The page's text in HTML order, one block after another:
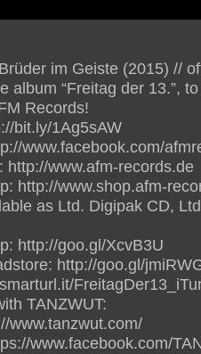
im Geiste (2015) //
album “Freitag der 13.”,
Records!
bit.ly/1Ag5sAW
www.facebook.com/
http://www.afm-records.de
http://www.shop.afm-
as Ltd. Digipak CD,
http://goo.gl/XcvB3U
http://goo.gl/
TANZWUT:
www.tanzwut.com/
www.facebook.com/